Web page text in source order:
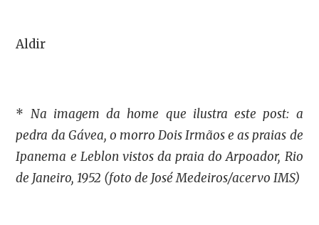
Aldir
* Na imagem da home que ilustra este post: a
pedra da Gávea, o morro Dois Irmãos e as praias de
Ipanema e Leblon vistos da praia do Arpoador, Rio
de Janeiro, 1952 (foto de José Medeiros/acervo IMS)